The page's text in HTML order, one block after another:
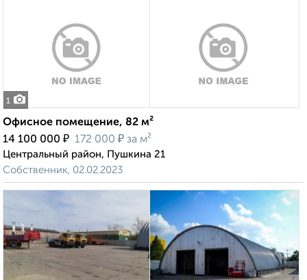
1
Офисное помещение, 82 м²
14 100 000 ₽ 172 000 ₽ за м²
Центральный район, Пушкина 21
Собственник, 02.02.2023